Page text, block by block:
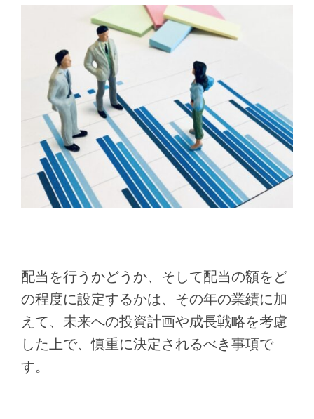
配当を行うかどうか、そして配当の額をど
の程度に設定するかは、その年の業績に加
えて、未来への投資計画や成長戦略を考慮
した上で、慎重に決定されるべき事項で
す。